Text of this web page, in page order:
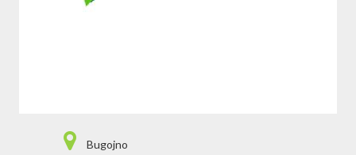
Bugojno